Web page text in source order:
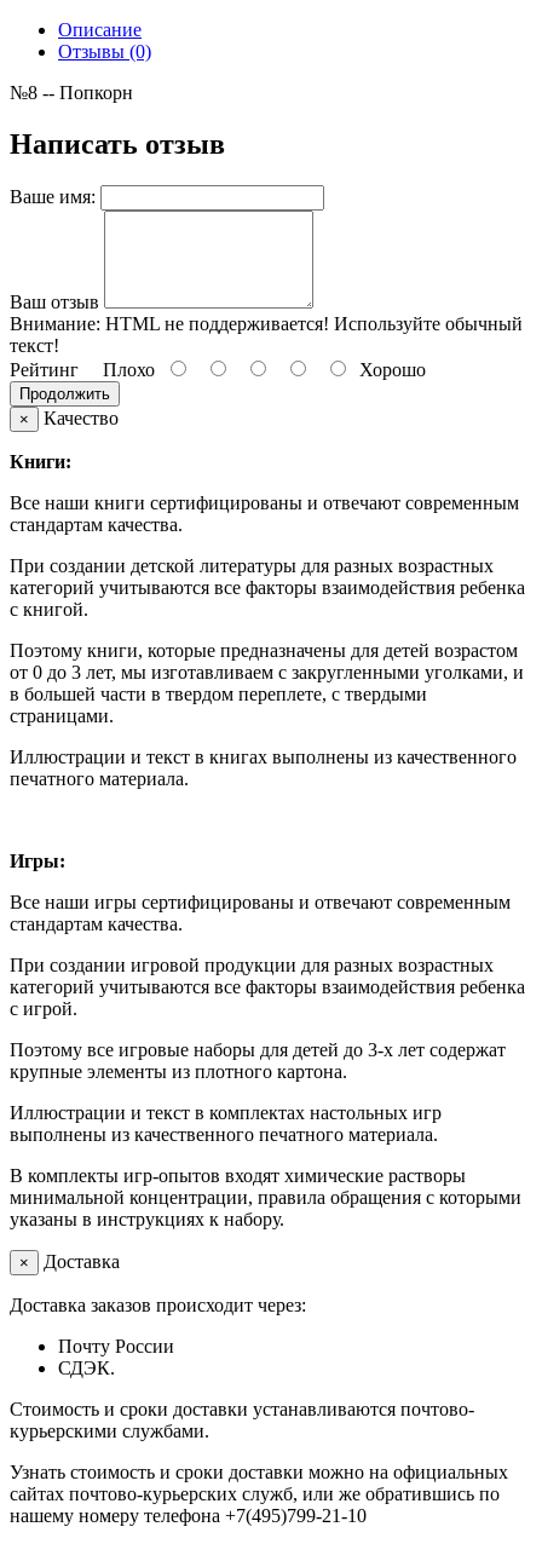
Описание
Отзывы (0)
№8 -- Попкорн
Написать отзыв
Ваше имя:
Ваш отзыв
Внимание: HTML не поддерживается! Используйте обычный
текст!
Рейтинг Плохо Хорошо
Продолжить
×
Качество
Книги:
Все наши книги сертифицированы и отвечают современным
стандартам качества.
При создании детской литературы для разных возрастных
категорий учитываются все факторы взаимодействия ребенка
с книгой.
Поэтому книги, которые предназначены для детей возрастом
от 0 до 3 лет, мы изготавливаем с закругленными уголками, и
в большей части в твердом переплете, с твердыми
страницами.
Иллюстрации и текст в книгах выполнены из качественного
печатного материала.
Игры:
Все наши игры сертифицированы и отвечают современным
стандартам качества.
При создании игровой продукции для разных возрастных
категорий учитываются все факторы взаимодействия ребенка
с игрой.
Поэтому все игровые наборы для детей до 3-х лет содержат
крупные элементы из плотного картона.
Иллюстрации и текст в комплектах настольных игр
выполнены из качественного печатного материала.
В комплекты игр-опытов входят химические растворы
минимальной концентрации, правила обращения с которыми
указаны в инструкциях к набору.
× Доставка
Доставка заказов происходит через:
Почту России
СДЭК.
Стоимость и сроки доставки устанавливаются почтово-
курьерскими службами.
Узнать стоимость и сроки доставки можно на официальных
сайтах почтово-курьерских служб, или же обратившись по
нашему номеру телефона +7(495)799-21-10